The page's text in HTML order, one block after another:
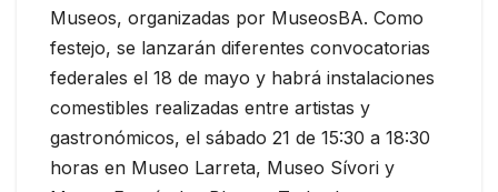
Museos, organizadas por MuseosBA. Como
festejo, se lanzarán diferentes convocatorias
federales el 18 de mayo y habrá instalaciones
comestibles realizadas entre artistas y
gastronómicos, el sábado 21 de 15:30 a 18:30
horas en Museo Larreta, Museo Sívori y